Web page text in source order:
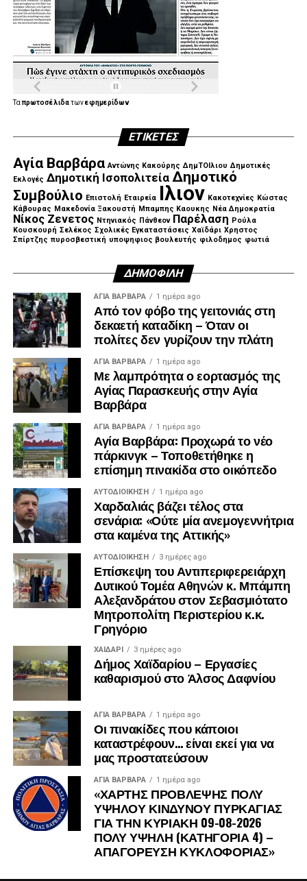
.
Ταπρωτοσέλιδατωνεφημερίδων
ΕΤΙΚΈΤΕΣ
Αγία Βαρβάρα Αντώνης Κακούρης ΔημΤΟΙλιου Δημοτικές
Εκλογές Δημοτική Ισοπολιτεία Δημοτικό
Συμβούλιο Επιστολή Εταιρεία Ιλιον Κακοτεχνίες Κώστας
Κάβουρας Μακεδονία Ξακουστή Μπαμπης Καουκης Νέα Δημοκρατία
Νίκος Ζενετος Ντηνιακός Πάνθεον Παρέλαση Ρούλα
Κουσκουρή Σελέκος Σχολικές Εγκαταστάσεις Χαϊδάρι Χρηστος
Σπίρτζης πυροσβεστική υποψηφιος βουλευτής φιλοδημος φωτιά
ΔΗΜΟΦΙΛΉ
ΑΓΙΑ ΒΑΡΒΑΡΑ 1 ημέρα ago
Από τον φόβο της γειτονιάς στη
δεκαετή καταδίκη – Όταν οι
πολίτες δεν γυρίζουν την πλάτη
ΑΓΙΑ ΒΑΡΒΑΡΑ 1 ημέρα ago
Με λαμπρότητα ο εορτασμός της
Αγίας Παρασκευής στην Αγία
Βαρβάρα
ΑΓΙΑ ΒΑΡΒΑΡΑ 1 ημέρα ago
Αγία Βαρβάρα: Προχωρά το νέο
πάρκινγκ – Τοποθετήθηκε η
επίσημη πινακίδα στο οικόπεδο
ΑΥΤΟΔΙΟΊΚΗΣΗ 1 ημέρα ago
Χαρδαλιάς βάζει τέλος στα
σενάρια: «Ούτε μία ανεμογεννήτρια
στα καμένα της Αττικής»
ΑΥΤΟΔΙΟΊΚΗΣΗ 3 ημέρες ago
Επίσκεψη του Αντιπεριφερειάρχη
Δυτικού Τομέα Αθηνών κ. Μπάμπη
Αλεξανδράτου στον Σεβασμιότατο
Μητροπολίτη Περιστερίου κ.κ.
Γρηγόριο
ΧΑΪΔΑΡΙ 3 ημέρες ago
Δήμος Χαϊδαρίου – Εργασίες
καθαρισμού στο Άλσος Δαφνίου
ΑΓΙΑ ΒΑΡΒΑΡΑ 1 ημέρα ago
Οι πινακίδες που κάποιοι
καταστρέφουν… είναι εκεί για να
μας προστατεύσουν
ΑΓΙΑ ΒΑΡΒΑΡΑ 1 ημέρα ago
«ΧΑΡΤΗΣ ΠΡΟΒΛΕΨΗΣ ΠΟΛΥ
ΥΨΗΛΟΥ ΚΙΝΔΥΝΟΥ ΠΥΡΚΑΓΙΑΣ
ΓΙΑ ΤΗΝ ΚΥΡΙΑΚΗ 09-08-2026
ΠΟΛΥ ΥΨΗΛΗ (ΚΑΤΗΓΟΡΙΑ 4) –
ΑΠΑΓΟΡΕΥΣΗ ΚΥΚΛΟΦΟΡΙΑΣ»